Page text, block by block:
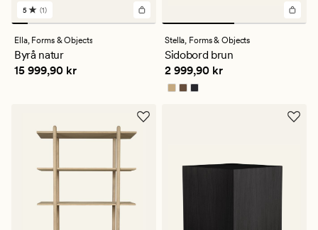
1
omdömen
med
ett
genomsnittligt
betyg
5 (1)
Ella, Forms & Objects
Byrå natur
Pris 15 999,90 kr
15 999,90 kr
Stella, Forms & Objects
Sidobord brun
Pris 2 999,90 kr
2 999,90 kr